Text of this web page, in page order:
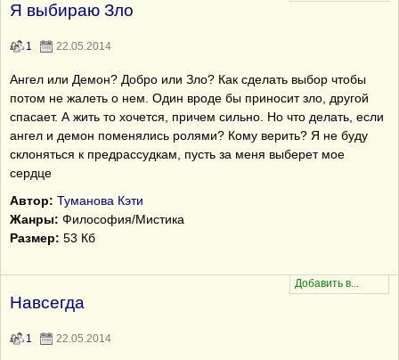
Я выбираю Зло
1 22.05.2014
Ангел или Демон? Добро или Зло? Как сделать выбор чтобы
потом не жалеть о нем. Один вроде бы приносит зло, другой
спасает. А жить то хочется, причем сильно. Но что делать, если
ангел и демон поменялись ролями? Кому верить? Я не буду
склоняться к предрассудкам, пусть за меня выберет мое
сердце
Автор: Туманова Кэти
Жанры: Философия/Мистика
Размер: 53 Кб
Навсегда
1 22.05.2014